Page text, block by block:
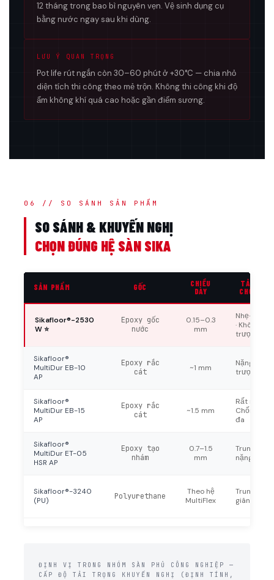
12 tháng trong bao bì nguyên vẹn. Vệ sinh dụng cụ
bằng nước ngay sau khi dùng.
LƯU Ý QUAN TRỌNG
Pot life rút ngắn còn 30–60 phút ở +30°C — chia nhỏ
diện tích thi công theo mẻ trộn. Không thi công khi độ
ẩm không khí quá cao hoặc gần điểm sương.
06 // SO SÁNH SẢN PHẨM
SO SÁNH & KHUYẾN NGHỊ
CHỌN ĐÚNG HỆ SÀN SIKA
SẢN PHẨM GỐC
CHIỀU
DÀY
TẢI
CHỐNG
Sikafloor®-2530
W ⭐
Epoxy gốc
nước
0.15–0.3
mm
· Không
trượt cao
Sikafloor®
MultiDur EB-10
AP
Epoxy rắc
cát
~1 mm
Nặng ·
trượt cao
Sikafloor®
MultiDur EB-15
AP
Epoxy rắc
cát
~1.5 mm
Rất nặng ·
Chống
đa
Sikafloor®
MultiDur ET-05
HSR AP
Epoxy tạo
nhám
0.7–1.5
mm
Trung
nặng ·
Sikafloor®-3240
(PU)
Polyurethane
Theo hệ
MultiFlex
Trung bình
giãn dài
ĐỊNH VỊ TRONG NHÓM SÀN PHỦ CÔNG NGHIỆP —
CẤP ĐỘ TẢI TRỌNG KHUYẾN NGHỊ (ĐỊNH TÍNH,